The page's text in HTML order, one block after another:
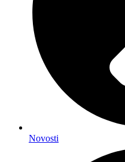
Novosti